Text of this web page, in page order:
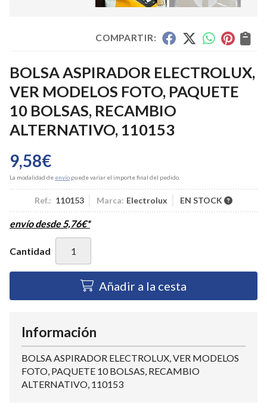
COMPARTIR:
BOLSA ASPIRADOR ELECTROLUX,
VER MODELOS FOTO, PAQUETE
10 BOLSAS, RECAMBIO
ALTERNATIVO, 110153
9,58€
La modalidad de envío puede variar el importe final del pedido.
Ref.: 110153 Marca: Electrolux EN STOCK
envío desde5,76€*
Cantidad
Añadir a la cesta
Información
BOLSA ASPIRADOR ELECTROLUX, VER MODELOS
FOTO, PAQUETE 10 BOLSAS, RECAMBIO
ALTERNATIVO, 110153